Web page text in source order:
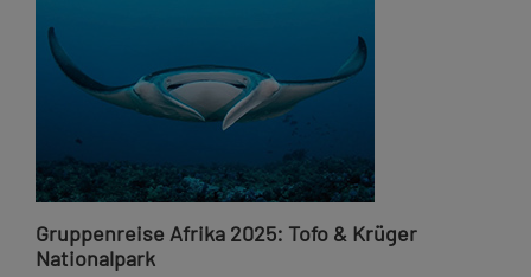
Gruppenreise Afrika 2025: Tofo & Krüger
Nationalpark